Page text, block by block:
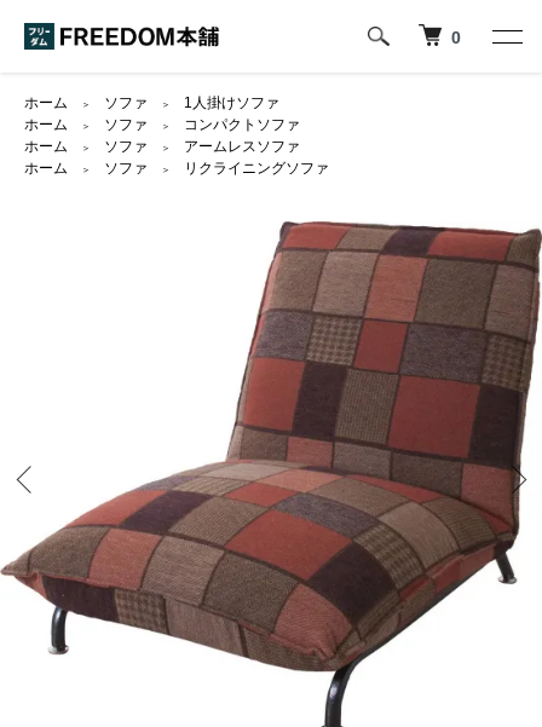
0
ホーム ＞ ソファ ＞
1人掛けソファ
ホーム
＞ ソファ ＞
コンパクトソファ
ホーム
＞ ソファ ＞
アームレスソファ
ホーム
＞ ソファ ＞ リクライニングソファ